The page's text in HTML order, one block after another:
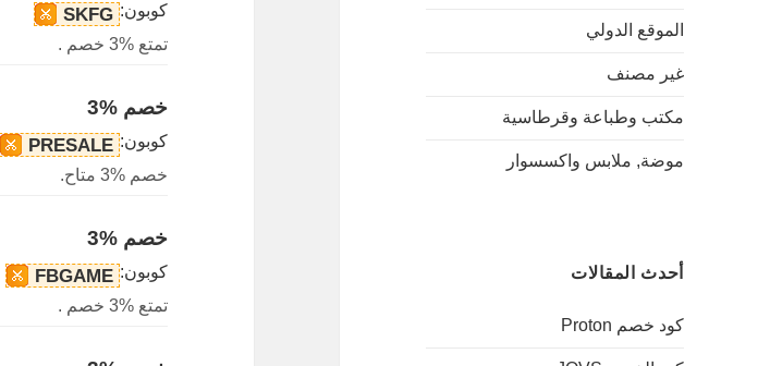
الموقع الدولي
غير مصنف
مكتب وطباعة وقرطاسية
موضة, ملابس واكسسوار
أحدث المقالات
كود خصم Proton
كوبون: SKFG
تمتع %3 خصم .
خصم %3
كوبون: PRESALE
خصم %3 متاح.
خصم %3
كوبون: FBGAME
تمتع %3 خصم .